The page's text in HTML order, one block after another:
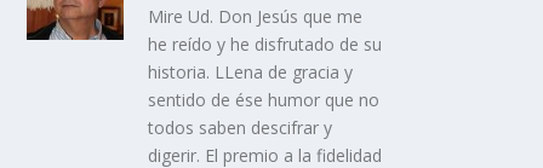
Mire Ud. Don Jesús que me
he reído y he disfrutado de su
historia. LLena de gracia y
sentido de ése humor que no
todos saben descifrar y
digerir. El premio a la fidelidad